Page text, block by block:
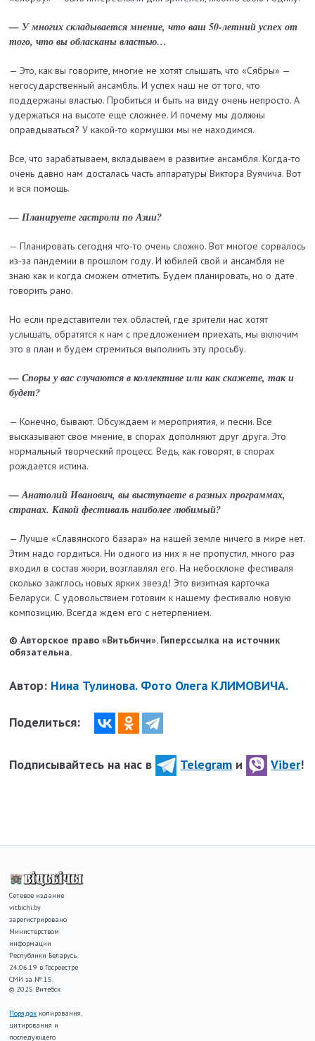
— У многих складывается мнение, что ваш 50-летний успех от
того, что вы обласканы властью…
— Это, как вы говорите, многие не хотят слышать, что «Сябры» —
негосударственный ансамбль. И успех наш не от того, что
поддержаны властью. Пробиться и быть на виду очень непросто. А
удержаться на высоте еще сложнее. И почему мы должны
оправдываться? У какой-то кормушки мы не находимся.
Все, что зарабатываем, вкладываем в развитие ансамбля. Когда-то
очень давно нам досталась часть аппаратуры Виктора Вуячича. Вот
и вся помощь.
— Планируете гастроли по Азии?
— Планировать сегодня что-то очень сложно. Вот многое сорвалось
из-за пандемии в прошлом году. И юбилей свой и ансамбля не
знаю как и когда сможем отметить. Будем планировать, но о дате
говорить рано.
Но если представители тех областей, где зрители нас хотят
услышать, обратятся к нам с предложением приехать, мы включим
это в план и будем стремиться выполнить эту просьбу.
— Споры у вас случаются в коллективе или как скажете, так и
будет?
— Конечно, бывают. Обсуждаем и мероприятия, и песни. Все
высказывают свое мнение, в спорах дополняют друг друга. Это
нормальный творческий процесс. Ведь, как говорят, в спорах
рождается истина.
— Анатолий Иванович, вы выступаете в разных программах,
странах. Какой фестиваль наиболее любимый?
— Лучше «Славянского базара» на нашей земле ничего в мире нет.
Этим надо гордиться. Ни одного из них я не пропустил, много раз
входил в состав жюри, возглавлял его. На небосклоне фестиваля
сколько зажглось новых ярких звезд! Это визитная карточка
Беларуси. С удовольствием готовим к нашему фестивалю новую
композицию. Всег­да ждем его с нетерпением.
© Авторское право «Витьбичи». Гиперссылка на источник
обязательна.
Автор: Нина Тулинова. Фото Олега КЛИМОВИЧА.
Поделиться:
Подписывайтесь на нас в Telegram и Viber!
Сетевое издание
vitbichi.by
зарегистрировано
Министерством
информации
Республики Беларусь
24.06.19 в Госреестре
СМИ за № 15.
© 2025 Витебск
Порядок копирования,
цитирования и
последующего